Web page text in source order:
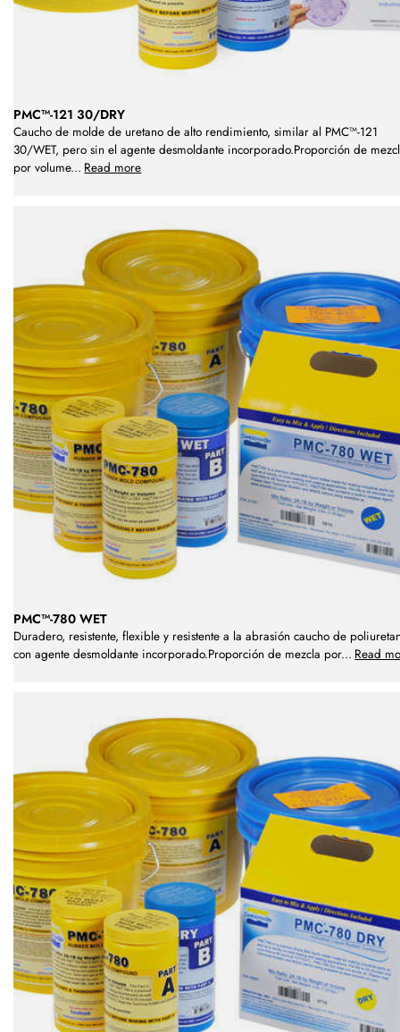
PMC™-121 30/DRY
Caucho de molde de uretano de alto rendimiento, similar al PMC™-121
30/WET, pero sin el agente desmoldante incorporado.Proporción de
por volume... Read more
PMC™-780 WET
Duradero, resistente, flexible y resistente a la abrasión caucho de
con agente desmoldante incorporado.Proporción de mezcla por... Read